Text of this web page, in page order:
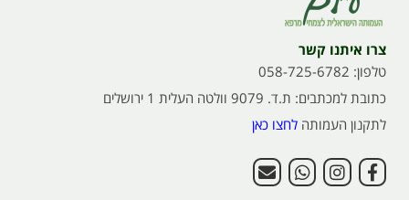
צרו איתנו קשר
טלפון: 058-725-6782
כתובת למכתבים: ת.ד. 9079 וולטה העלית 1 ירושלים
לתקנון העמותה לחצו כאן